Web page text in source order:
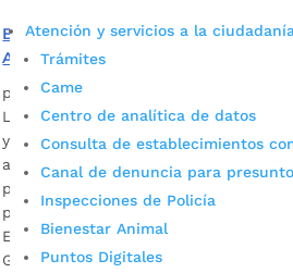
Atención y servicios a la ciudadanía
Trámites
Came
Centro de analítica de datos
Consulta de establecimientos
Canal de denuncia para
Inspecciones de Policía
Bienestar Animal
Puntos Digitales
Bucaramanga se prepara para el
Autoprotección del 22 de octubre
por Alcaldía de Bucaramanga
La Alcaldía de Bucaramanga invita al
y a la ciudadanía en general a que
aprendan a identificar los riesgos de
prevención y preparación es la mejor
protección ante una emergencia.
Ernesto Ortega, coordinador de la
Gestión de Riesgo. […]